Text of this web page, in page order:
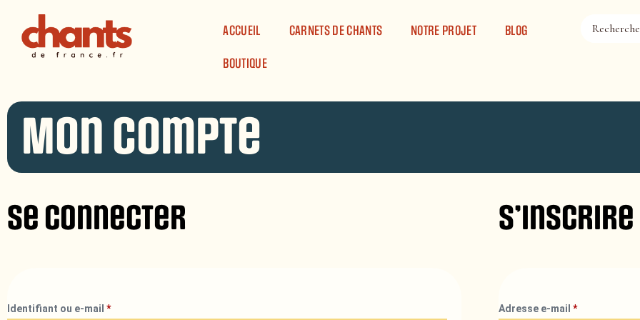
ACCUEIL
CARNETS DE CHANTS NOTRE PROJET BLOG
BOUTIQUE
Mon compte
Se connecter
Identifiant ou e-mail *
S’inscrire
Adresse e-mail*